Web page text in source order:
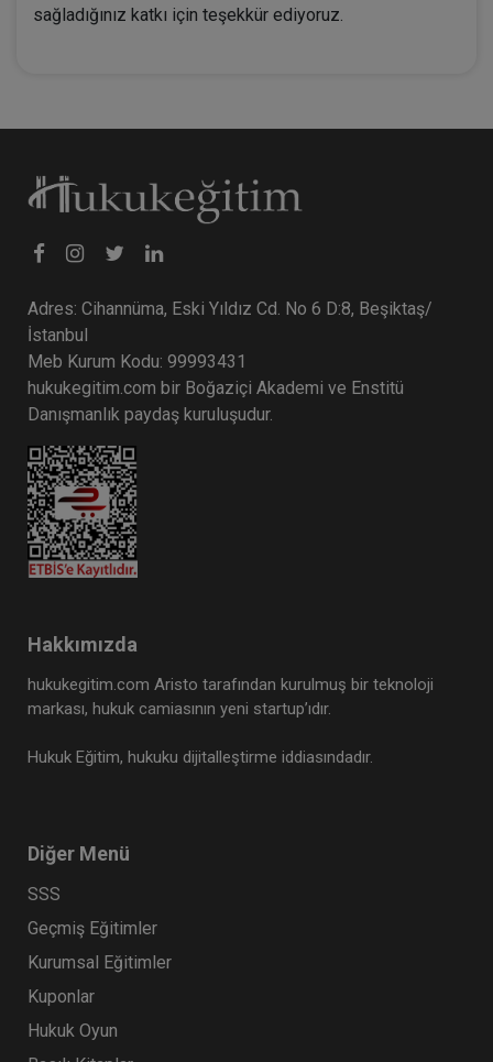
sağladığınız katkı için teşekkür ediyoruz.
Adres: Cihannüma, Eski Yıldız Cd. No 6 D:8, Beşiktaş/
İstanbul
Meb Kurum Kodu: 99993431
hukukegitim.com bir Boğaziçi Akademi ve Enstitü
Danışmanlık paydaş kuruluşudur.
Hakkımızda
hukukegitim.com Aristo tarafından kurulmuş bir teknoloji
markası, hukuk camiasının yeni startup’ıdır.
Hukuk Eğitim, hukuku dijitalleştirme iddiasındadır.
Diğer Menü
SSS
Geçmiş Eğitimler
Kurumsal Eğitimler
Kuponlar
Hukuk Oyun